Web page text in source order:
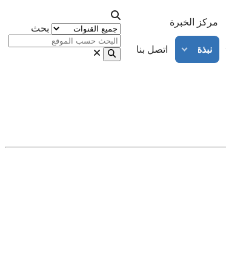
مركز الخبرة
نبذة عنا اتصل بنا
بحث